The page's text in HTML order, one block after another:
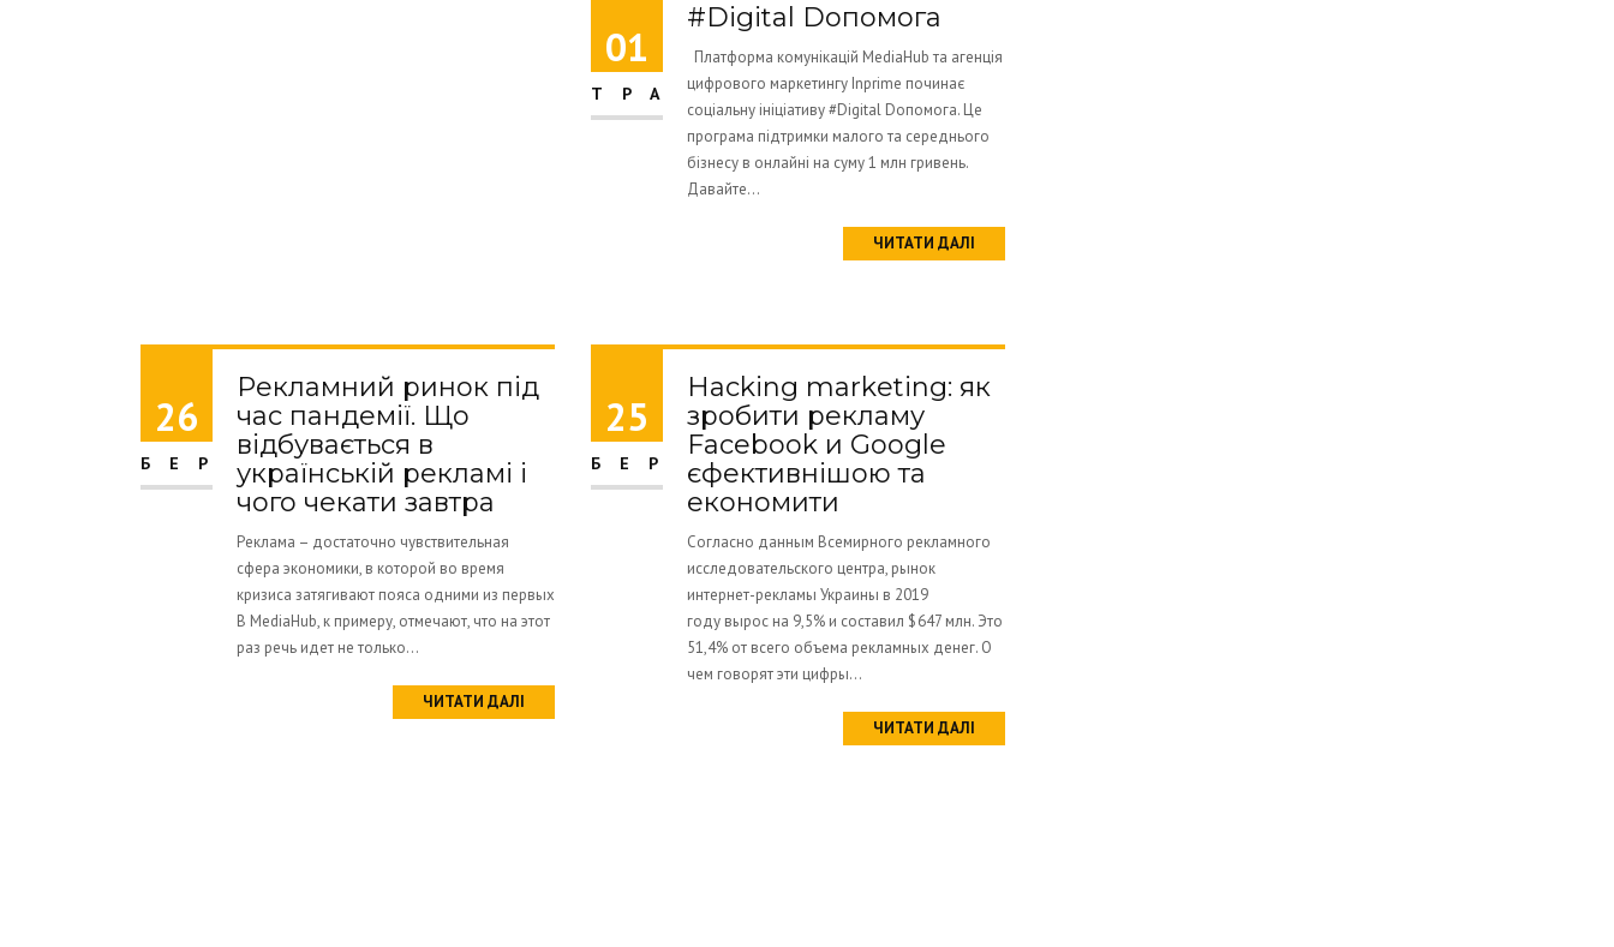
01
ТРА
#Digital Dопомога
Платформа комунікацій MediaHub та агенція
цифрового маркетингу Inprime починає
соціальну ініціативу #Digital Dопомога. Це
програма підтримки малого та середнього
бізнесу в онлайні на суму 1 млн гривень.
Давайте...
ЧИТАТИ ДАЛІ
26
БЕР
Рекламний ринок під
час пандемії. Що
відбувається в
українській рекламі і
чого чекати завтра
Реклама – достаточно чувствительная
сфера экономики, в которой во время
кризиса затягивают пояса одними из первых
В MediaHub, к примеру, отмечают, что на этот
раз речь идет не только...
ЧИТАТИ ДАЛІ
25
БЕР
Hacking marketing: як
зробити рекламу
Facebook и Google
єфективнішою та
економити
Согласно данным Всемирного рекламного
исследовательского центра, рынок
интернет-рекламы Украины в 2019
году вырос на 9,5% и составил $ 647 млн. Это
51,4% от всего объема рекламных денег. О
чем говорят эти цифры...
ЧИТАТИ ДАЛІ